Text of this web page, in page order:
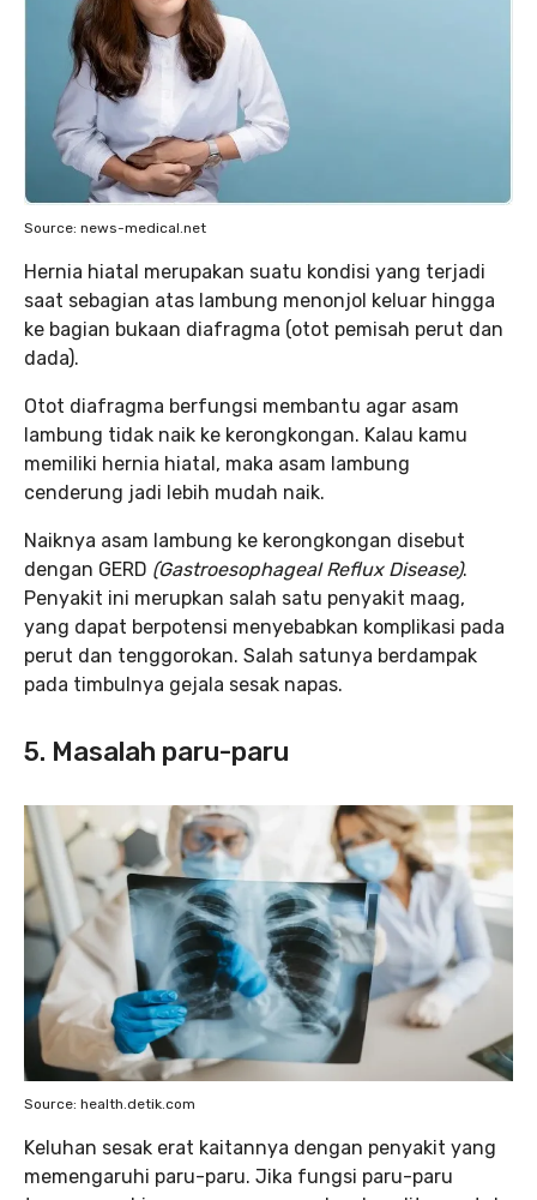
Source: news-medical.net
Hernia hiatal merupakan suatu kondisi yang terjadi
saat sebagian atas lambung menonjol keluar hingga
ke bagian bukaan diafragma (otot pemisah perut dan
dada).
Otot diafragma berfungsi membantu agar asam
lambung tidak naik ke kerongkongan. Kalau kamu
memiliki hernia hiatal, maka asam lambung
cenderung jadi lebih mudah naik.
Naiknya asam lambung ke kerongkongan disebut
dengan GERD (Gastroesophageal Reflux Disease).
Penyakit ini merupkan salah satu penyakit maag,
yang dapat berpotensi menyebabkan komplikasi pada
perut dan tenggorokan. Salah satunya berdampak
pada timbulnya gejala sesak napas.
5. Masalah paru-paru
Source: health.detik.com
Keluhan sesak erat kaitannya dengan penyakit yang
memengaruhi paru-paru. Jika fungsi paru-paru